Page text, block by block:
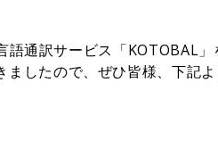
通訳サービス「KOTOBAL」
したので、ぜひ皆様、下記よ